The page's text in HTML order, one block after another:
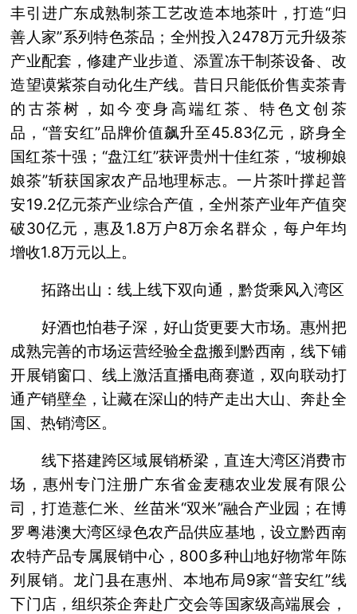
丰引进广东成熟制茶工艺改造本地茶叶，打造“归
善人家”系列特色茶品；全州投入2478万元升级茶
产业配套，修建产业步道、添置冻干制茶设备、改
造望谟紫茶自动化生产线。昔日只能低价售卖茶青
的古茶树，如今变身高端红茶、特色文创茶
品，“普安红”品牌价值飙升至45.83亿元，跻身全
国红茶十强；“盘江红”获评贵州十佳红茶，“坡柳娘
娘茶”斩获国家农产品地理标志。一片茶叶撑起普
安19.2亿元茶产业综合产值，全州茶产业年产值突
破30亿元，惠及1.8万户8万余名群众，每户年均
增收1.8万元以上。
拓路出山：线上线下双向通，黔货乘风入湾区
好酒也怕巷子深，好山货更要大市场。惠州把
成熟完善的市场运营经验全盘搬到黔西南，线下铺
开展销窗口、线上激活直播电商赛道，双向联动打
通产销壁垒，让藏在深山的特产走出大山、奔赴全
国、热销湾区。
线下搭建跨区域展销桥梁，直连大湾区消费市
场，惠州专门注册广东省金麦穗农业发展有限公
司，打造薏仁米、丝苗米“双米”融合产业园；在博
罗粤港澳大湾区绿色农产品供应基地，设立黔西南
农特产品专属展销中心，800多种山地好物常年陈
列展销。龙门县在惠州、本地布局9家“普安红”线
下门店，组织茶企奔赴广交会等国家级高端展会，